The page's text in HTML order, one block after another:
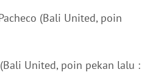
(Bali United, poin
United, poin pekan lalu :